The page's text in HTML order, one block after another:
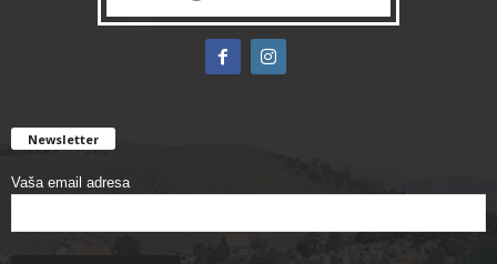
Newsletter
Vaša email adresa